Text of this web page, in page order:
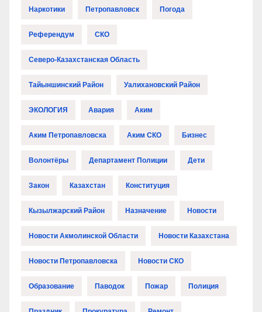
Наркотики Петропавловск Погода
Референдум СКО
Северо-Казахстанская Область
Тайыншинский Район Уалихановский Район
ЭКОЛОГИЯ Авария Аким
Аким Петропавловска Аким СКО Бизнес
Волонтёры Департамент Полиции Дети
Закон Казахстан Конституция
Кызылжарский Район Назначение Новости
Новости Акмолинской Области Новости Казахстана
Новости Петропавловска Новости СКО
Образование Паводок Пожар Полиция